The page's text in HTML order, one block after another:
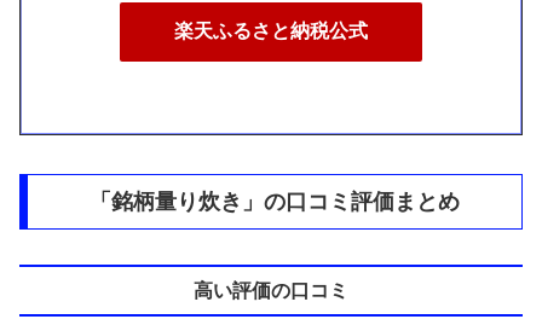
楽天ふるさと納税公式
「銘柄量り炊き」の口コミ評価まとめ
高い評価の口コミ